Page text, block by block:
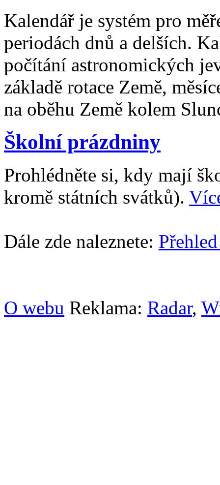
Kalendář je systém pro
periodách dnů a delších.
počítání astronomických
základě rotace Země,
na oběhu Země kolem
Školní prázdniny
Prohlédněte si, kdy mají
kromě státních svátků).
Dále zde naleznete:
O webu Reklama: Radar,